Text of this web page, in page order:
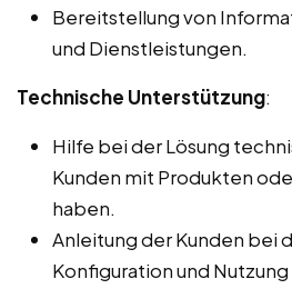
Bereitstellung von
und Dienstleistungen.
Technische Unterstützung:
Hilfe bei der Lösung
Kunden mit Produkten
haben.
Anleitung der Kunden bei
Konfiguration und